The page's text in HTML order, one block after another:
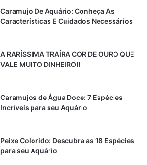
Caramujo De Aquário: Conheça As
Características E Cuidados Necessários
A RARÍSSIMA TRAÍRA COR DE OURO QUE
VALE MUITO DINHEIRO!!
Caramujos de Água Doce: 7 Espécies
Incríveis para seu Aquário
Peixe Colorido: Descubra as 18 Espécies
para seu Aquário